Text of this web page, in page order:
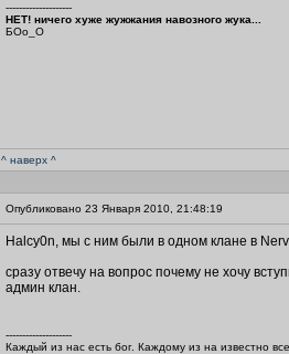
--------------------
НЕТ! ничего хуже жужжания навозного жука...
БОo_O
^ наверх ^
Опубликовано 23 Января 2010, 21:48:19
Halcy0n, мы с ним были в одном клане в
сразу отвечу на вопрос почему не хочу
админ клан.
--------------------
Каждый из нас есть бог. Каждому из на известно